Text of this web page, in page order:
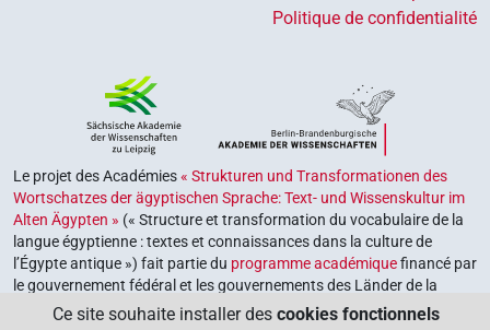
Politique de confidentialité
Le projet des Académies« Strukturen und Transformationen des
Wortschatzes der ägyptischen Sprache: Text- und Wissenskultur im
Alten Ägypten » (« Structure et transformation du vocabulaire de la
langue égyptienne : textes et connaissances dans la culture de
l’Égypte antique ») fait partie du programme académiquefinancé par
le gouvernement fédéral et les gouvernements des Länder de la
République fédérale d’Allemagne, dont le but est de préserver,
Ce site souhaite installer des cookies fonctionnels